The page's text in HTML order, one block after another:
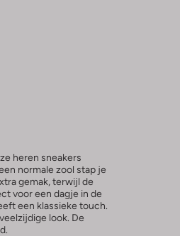
heren sneakers
normale zool stap je
gemak, terwijl de
voor een dagje in de
een klassieke touch.
look. De